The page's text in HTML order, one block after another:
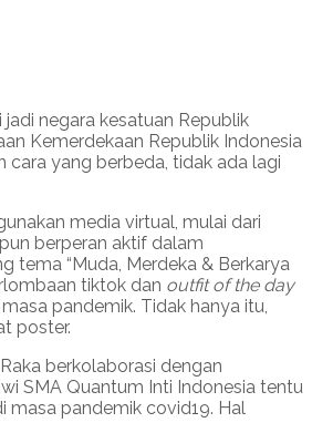
negara kesatuan Republik
Kemerdekaan Republik Indonesia
cara yang berbeda, tidak ada lagi
media virtual, mulai dari
berperan aktif dalam
tema “Muda, Merdeka & Berkarya
tiktok dan outfit of the day
pandemik. Tidak hanya itu,
poster.
berkolaborasi dengan
SMA Quantum Inti Indonesia tentu
masa pandemik covid19. Hal